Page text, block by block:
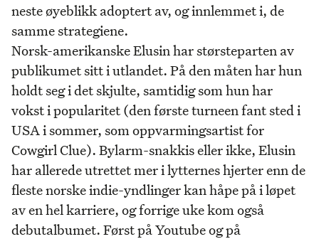
neste øyeblikk adoptert av, og innlemmet i, de
samme strategiene.
Norsk-amerikanske Elusin har størsteparten av
publikumet sitt i utlandet. På den måten har hun
holdt seg i det skjulte, samtidig som hun har
vokst i popularitet (den første turneen fant sted i
USA i sommer, som oppvarmingsartist for
Cowgirl Clue). Bylarm-snakkis eller ikke, Elusin
har allerede utrettet mer i lytternes hjerter enn de
fleste norske indie-yndlinger kan håpe på i løpet
av en hel karriere, og forrige uke kom også
debutalbumet. Først på Youtube og på